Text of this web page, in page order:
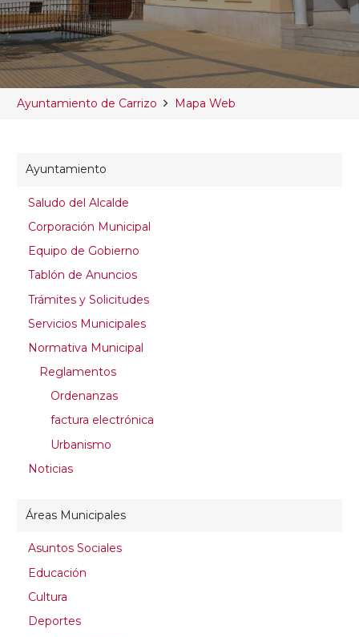
Ayuntamiento de Carrizo Mapa Web
Ayuntamiento
Saludo del Alcalde
Corporación Municipal
Equipo de Gobierno
Tablón de Anuncios
Trámites y Solicitudes
Servicios Municipales
Normativa Municipal
Reglamentos
Ordenanzas
factura electrónica
Urbanismo
Noticias
Áreas Municipales
Asuntos Sociales
Educación
Cultura
Deportes